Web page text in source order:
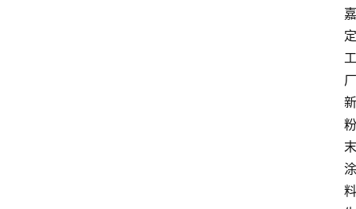
嘉
定
工
厂
新
粉
末
涂
料